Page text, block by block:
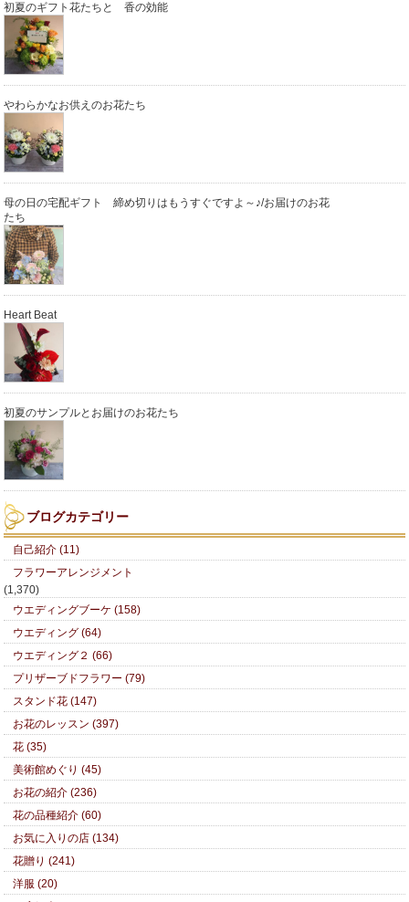
初夏のギフト花たちと 香の効能
やわらかなお供えのお花たち
母の日の宅配ギフト 締め切りはもうすぐですよ～♪/お届けのお花
たち
Heart Beat
初夏のサンプルとお届けのお花たち
ブログカテゴリー
自己紹介 (11)
フラワーアレンジメント
(1,370)
ウエディングブーケ (158)
ウエディング (64)
ウエディング２ (66)
プリザーブドフラワー (79)
スタンド花 (147)
お花のレッスン (397)
花 (35)
美術館めぐり (45)
お花の紹介 (236)
花の品種紹介 (60)
お気に入りの店 (134)
花贈り (241)
洋服 (20)